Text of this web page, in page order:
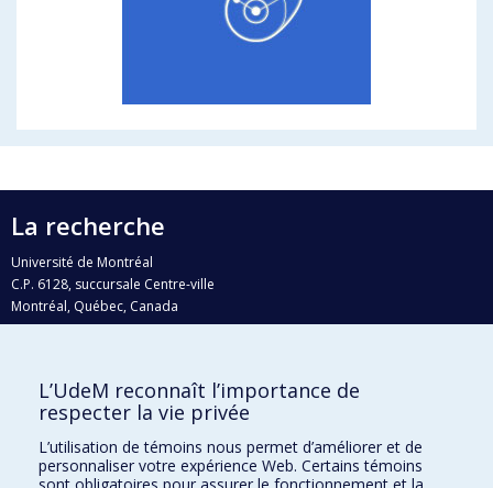
La recherche
Université de Montréal
C.P. 6128, succursale Centre-ville
Montréal, Québec, Canada
H3C 3J7
Qui fait quoi?
Nous trouver
Plan du site
L’UdeM reconnaît l’importance de
respecter la vie privée
L’utilisation de témoins nous permet d’améliorer et de
personnaliser votre expérience Web. Certains témoins
sont obligatoires pour assurer le fonctionnement et la